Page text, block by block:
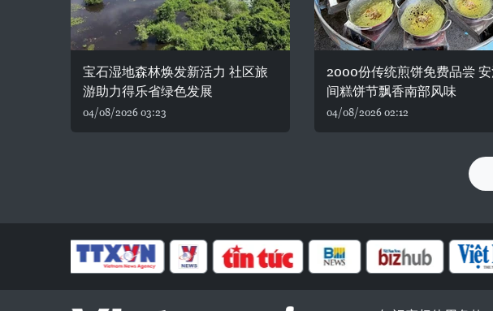
宝石湿地森林焕发新活力 社区旅
游助力得乐省绿色发展
04/08/2026 03:23
2000份传统煎饼免费品尝
间糕饼节飘香南部风味
04/08/2026 02:12